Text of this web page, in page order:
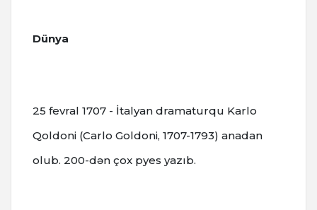
Dünya
25 fevral 1707 - İtalyan dramaturqu Karlo
Qoldoni (Carlo Goldoni, 1707-1793) anadan
olub. 200-dən çox pyes yazıb.